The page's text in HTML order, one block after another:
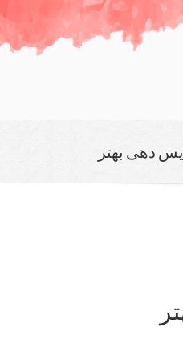
دهی بهتر